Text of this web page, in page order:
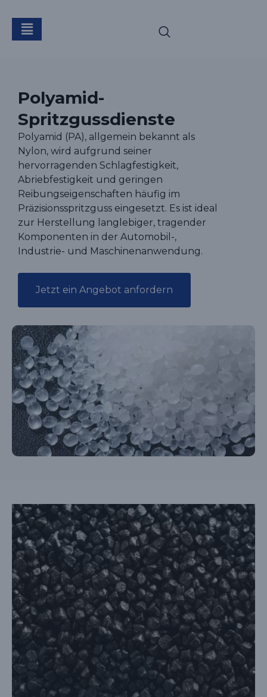
PA Spritzgussdienst
Polyamid-
Spritzgussdienste
Polyamid (PA), allgemein bekannt als
Nylon, wird aufgrund seiner
hervorragenden Schlagfestigkeit,
Abriebfestigkeit und geringen
Reibungseigenschaften häufig im
Präzisionsspritzguss eingesetzt. Es ist ideal
zur Herstellung langlebiger, tragender
Komponenten in der Automobil-,
Industrie- und Maschinenanwendung.
Jetzt ein Angebot anfordern